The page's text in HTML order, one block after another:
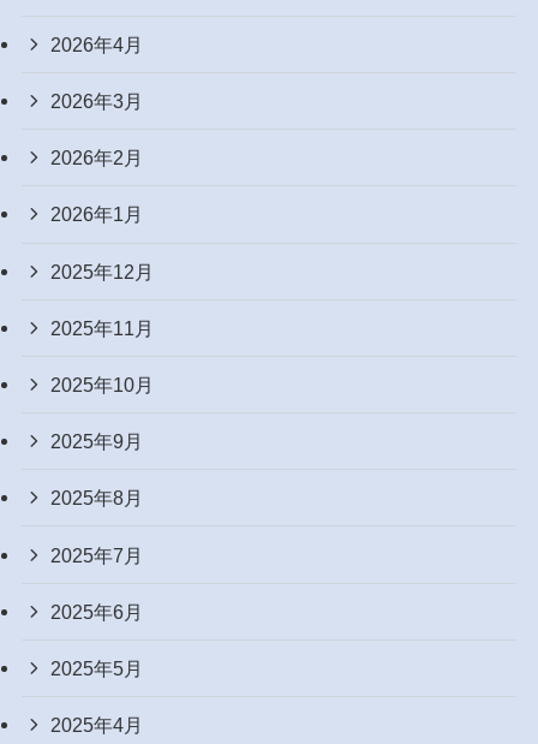
2026年4月
2026年3月
2026年2月
2026年1月
2025年12月
2025年11月
2025年10月
2025年9月
2025年8月
2025年7月
2025年6月
2025年5月
2025年4月